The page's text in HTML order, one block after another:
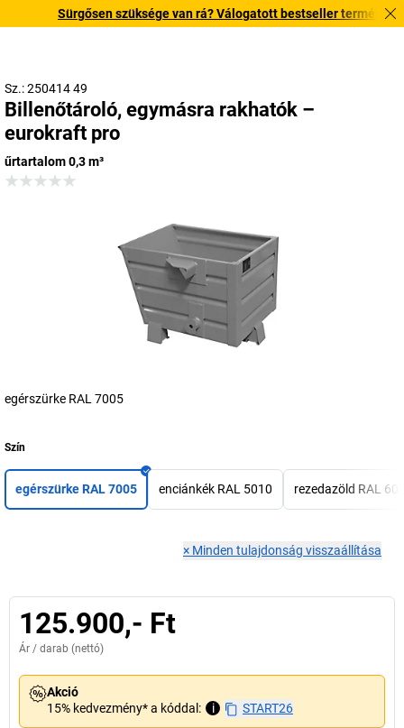
Sürgősen szüksége van rá? Válogatott bestseller
Sz.: 250414 49
Billenőtároló, egymásra rakhatók –
eurokraft pro
űrtartalom 0,3 m³
egérszürke RAL 7005
Szín
egérszürke RAL 7005 enciánkék RAL 5010 rezedazöld RAL
× Minden tulajdonság visszaállítása
125.900,- Ft
Ár / darab (nettó)
Akció
15% kedvezmény* a kóddal:
i START26